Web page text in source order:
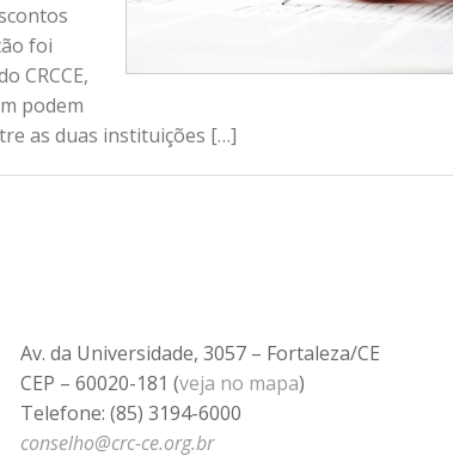
foi
CRCCE,
podem
as duas instituições […]
Av. da Universidade, 3057 – Fortaleza/CE
CEP – 60020-181 (veja no mapa)
Telefone: (85) 3194-6000
conselho@crc-ce.org.br